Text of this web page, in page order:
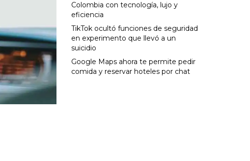
Colombia con tecnología, lujo y
eficiencia
TikTok ocultó funciones de seguridad
en experimento que llevó a un
suicidio
Google Maps ahora te permite pedir
comida y reservar hoteles por chat